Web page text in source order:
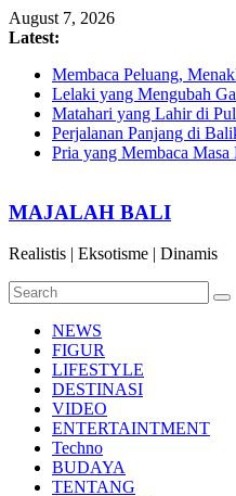
Skip
to
August 7, 2026
Latest:
Membaca Peluang,
Lelaki yang Mengubah
Matahari yang Lahir di
Perjalanan Panjang di
Pria yang Membaca Masa
MAJALAH BALI
Realistis | Eksotisme | Dinamis
NEWS
FIGUR
LIFESTYLE
DESTINASI
VIDEO
ENTERTAINTMENT
Techno
BUDAYA
TENTANG